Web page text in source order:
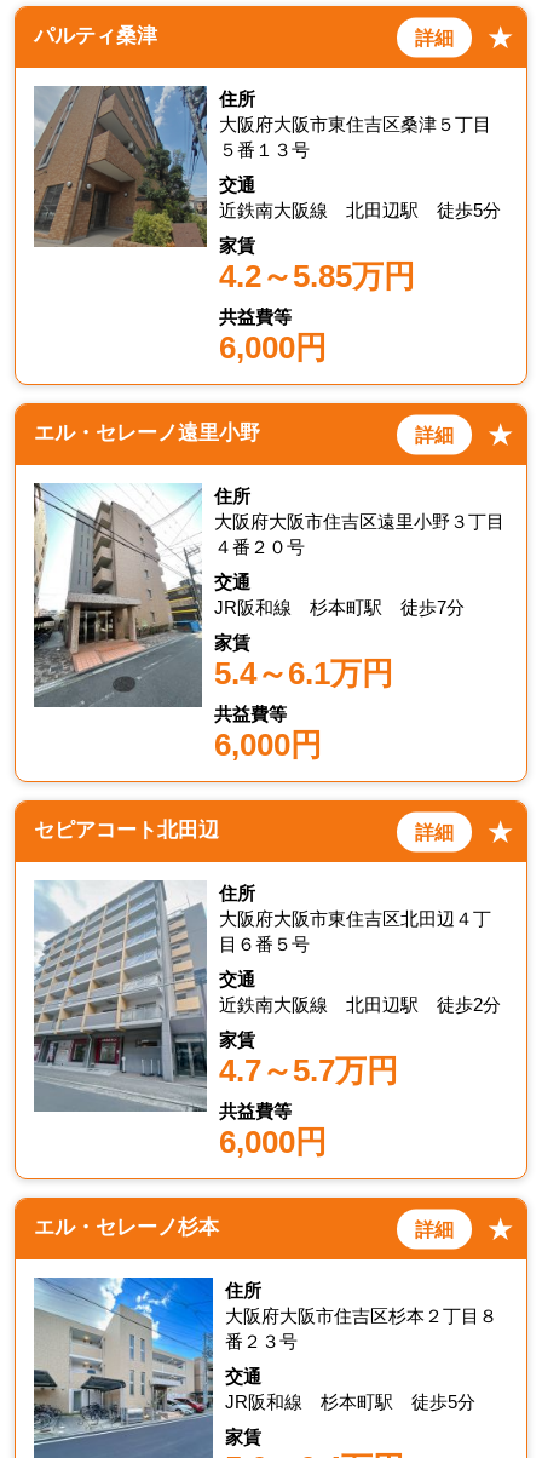
パルティ桑津 ★
詳細
住所
大阪府大阪市東住吉区桑津５丁目
５番１３号
交通
近鉄南大阪線 北田辺駅 徒歩5分
家賃
4.2～5.85万円
共益費等
6,000円
エル・セレーノ遠里小野 ★
詳細
住所
大阪府大阪市住吉区遠里小野３丁目
４番２０号
交通
JR阪和線 杉本町駅 徒歩7分
家賃
5.4～6.1万円
共益費等
6,000円
セピアコート北田辺 ★
詳細
住所
大阪府大阪市東住吉区北田辺４丁
目６番５号
交通
近鉄南大阪線 北田辺駅 徒歩2分
家賃
4.7～5.7万円
共益費等
6,000円
エル・セレーノ杉本 ★
詳細
住所
大阪府大阪市住吉区杉本２丁目８
番２３号
交通
JR阪和線 杉本町駅 徒歩5分
家賃